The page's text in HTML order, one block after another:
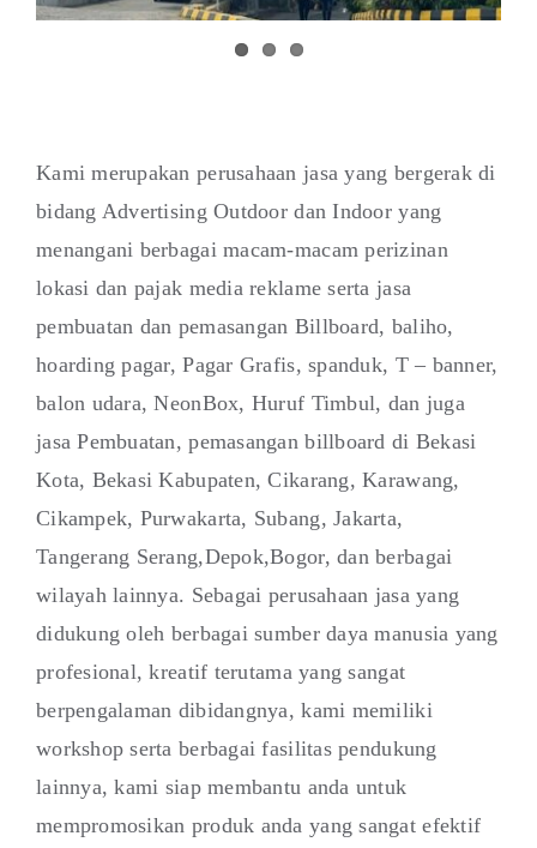
Kami merupakan perusahaan jasa yang bergerak di
bidang Advertising Outdoor dan Indoor yang
menangani berbagai macam-macam perizinan
lokasi dan pajak media reklame serta jasa
pembuatan dan pemasangan Billboard, baliho,
hoarding pagar, Pagar Grafis, spanduk, T – banner,
balon udara, NeonBox, Huruf Timbul, dan juga
jasa Pembuatan, pemasangan billboard di Bekasi
Kota, Bekasi Kabupaten, Cikarang, Karawang,
Cikampek, Purwakarta, Subang, Jakarta,
Tangerang Serang,Depok,Bogor, dan berbagai
wilayah lainnya. Sebagai perusahaan jasa yang
didukung oleh berbagai sumber daya manusia yang
profesional, kreatif terutama yang sangat
berpengalaman dibidangnya, kami memiliki
workshop serta berbagai fasilitas pendukung
lainnya, kami siap membantu anda untuk
mempromosikan produk anda yang sangat efektif